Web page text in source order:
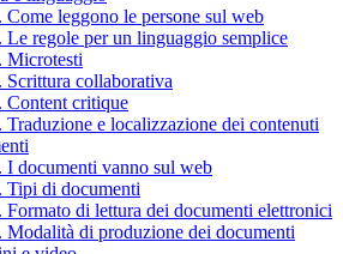
Come leggono le persone sul web
Le regole per un linguaggio semplice
Microtesti
Scrittura collaborativa
Content critique
Traduzione e localizzazione dei contenuti
I documenti vanno sul web
Tipi di documenti
Formato di lettura dei documenti elettronici
Modalità di produzione dei documenti